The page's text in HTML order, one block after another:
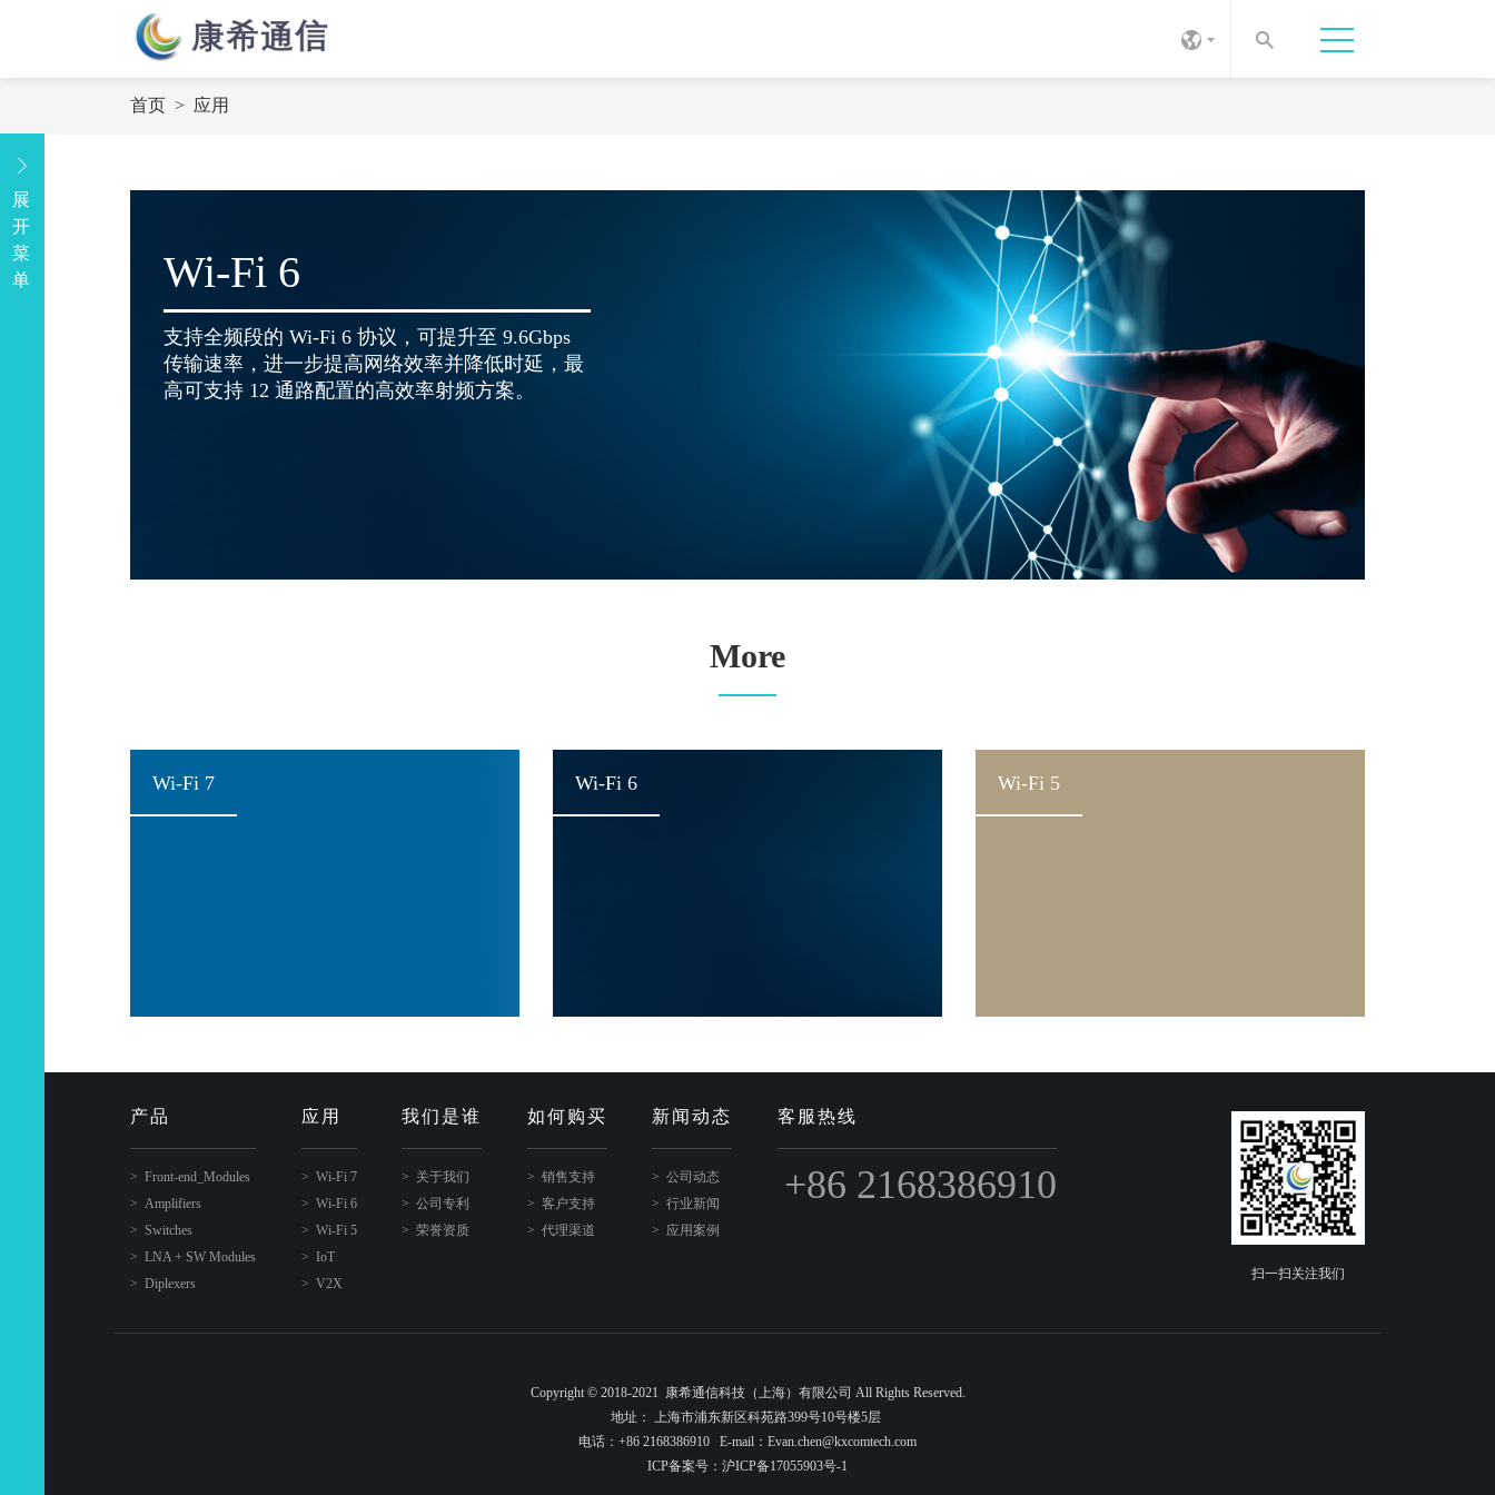
首页 > 应用
展
开
菜
单
Wi-Fi 6
支持全频段的 Wi-Fi 6 协议，可提升至 9.6Gbps
传输速率，进一步提高网络效率并降低时延，最
高可支持 12 通路配置的高效率射频方案。
More
Wi-Fi 7 Wi-Fi 6 Wi-Fi 5
产品
Front-end_Modules
Amplifiers
Switches
LNA + SW Modules
Diplexers
应用
Wi-Fi 7
Wi-Fi 6
Wi-Fi 5
IoT
V2X
我们是谁
关于我们
公司专利
荣誉资质
如何购买
销售支持
客户支持
代理渠道
新闻动态
公司动态
行业新闻
应用案例
客服热线
+86 2168386910
扫一扫关注我们
Copyright © 2018-2021 康希通信科技（上海）有限公司 All Rights Reserved.
地址： 上海市浦东新区科苑路399号10号楼5层
电话：+86 2168386910 E-mail：Evan.chen@kxcomtech.com
ICP备案号： 沪ICP备17055903号-1